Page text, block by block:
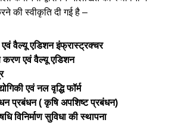
की स्वीकृति दी गई है –
वैल्यू एडिशन इंफ्रास्ट्रक्चर
एवं वैल्यू एडिशन
एवं नल वृद्धि फॉर्म
प्रबंधन ( कृषि अपशिष्ट प्रबंधन)
विनिर्माण सुविधा की स्थापना